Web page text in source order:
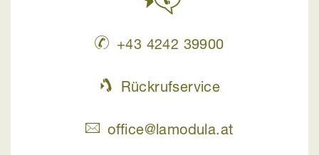
+43 4242 39900
Rückrufservice
office@lamodula.at